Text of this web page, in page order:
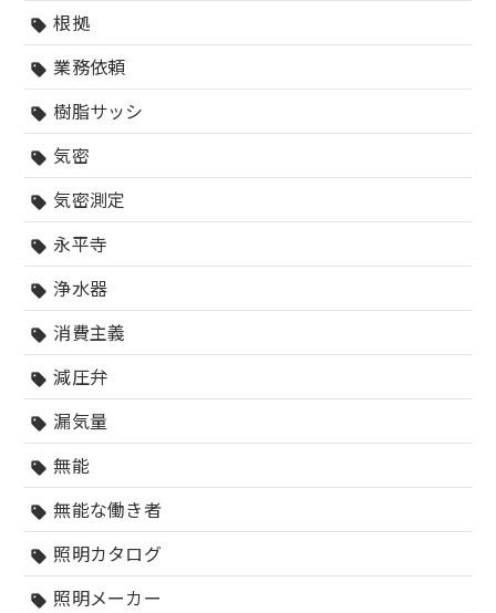
sell 根拠
sell 業務依頼
sell 樹脂サッシ
sell 気密
sell 気密測定
sell 永平寺
sell 浄水器
sell 消費主義
sell 減圧弁
sell 漏気量
sell 無能
sell 無能な働き者
sell 照明カタログ
sell 照明メーカー